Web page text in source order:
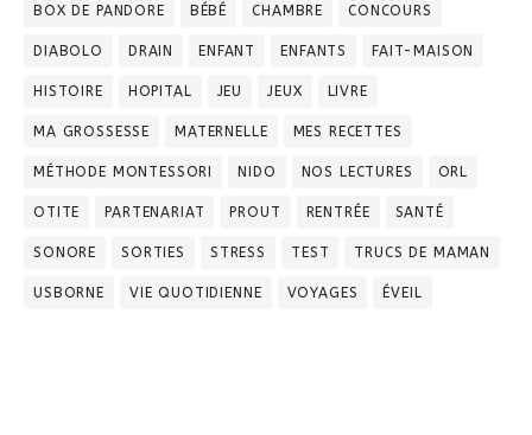
BOX DE PANDORE BÉBÉ CHAMBRE CONCOURS
DIABOLO DRAIN ENFANT ENFANTS FAIT-MAISON
HISTOIRE HOPITAL JEU JEUX LIVRE
MA GROSSESSE MATERNELLE MES RECETTES
MÉTHODE MONTESSORI NIDO NOS LECTURES ORL
OTITE PARTENARIAT PROUT RENTRÉE SANTÉ
SONORE SORTIES STRESS TEST TRUCS DE MAMAN
USBORNE VIE QUOTIDIENNE VOYAGES ÉVEIL